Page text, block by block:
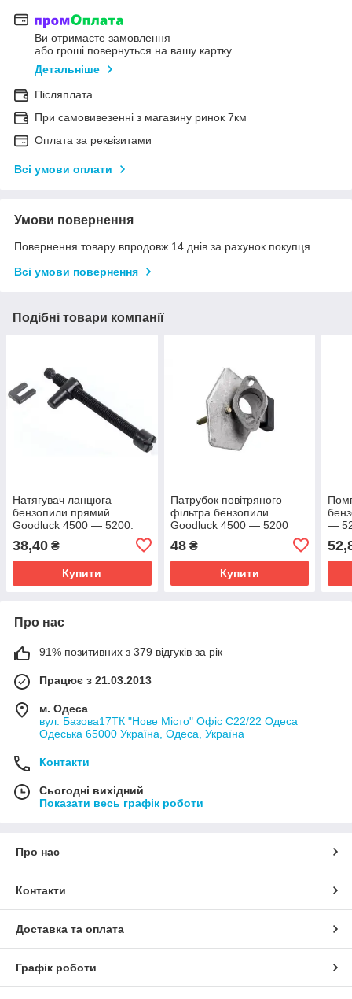
Ви отримаєте замовлення
або гроші повернуться на вашу картку
Детальніше
Післяплата
При самовивезенні з магазину ринок 7км
Оплата за реквізитами
Всі умови оплати
Умови повернення
Повернення товару впродовж 14 днів за рахунок покупця
Всі умови повернення
Подібні товари компанії
Натягувач ланцюга
бензопили прямий
Goodluck 4500 — 5200.
бензопили. Натягувач
шини бензопили.
38,40 ₴
Купити
Патрубок повітряного
фільтра бензопили
Goodluck 4500 — 5200
48₴
Купити
—
Про нас
91% позитивних з 379 відгуків за рік
Працює з 21.03.2013
м. Одеса
вул. Базова17ТК "Нове Місто" Офіс С22/22 Одеса
Одеська 65000 Україна, Одеса, Україна
Контакти
Сьогодні вихідний
Показати весь графік роботи
Про нас
Контакти
Доставка та оплата
Графік роботи